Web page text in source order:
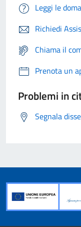
Leggi le
Richiedi
Chiama il
Prenota un
Problemi in
Segnala